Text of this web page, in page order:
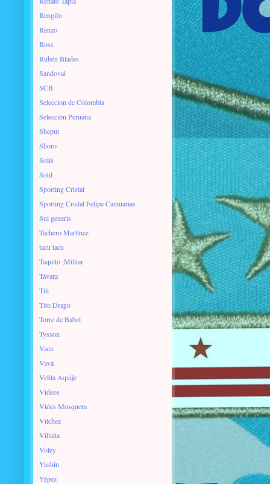
Rengifo
Renzo
Ross
Rubén Blades
Sandoval
SCB
Seleccion de Colombia
Selección Peruana
Sheput
Shoro
Solís
Sotil
Sporting Cristal
Sporting Cristal Felipe Cantuarias
Sui generis
Tachero Martínez
tacu tacu
Taquito ;Militar
Távara
Titi
Tito Drago
Torre de Babel
Tysson
Vaca
Vavá
Velita Aquije
Videos
Vides Mosquera
Vilchez
Villalta
Voley
Yashin
Yèpez